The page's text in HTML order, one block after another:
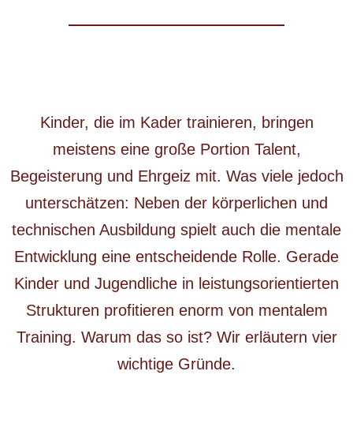
Kinder, die im Kader trainieren, bringen
meistens eine große Portion Talent,
Begeisterung und Ehrgeiz mit. Was viele jedoch
unterschätzen: Neben der körperlichen und
technischen Ausbildung spielt auch die mentale
Entwicklung eine entscheidende Rolle. Gerade
Kinder und Jugendliche in leistungsorientierten
Strukturen profitieren enorm von mentalem
Training. Warum das so ist? Wir erläutern vier
wichtige Gründe.